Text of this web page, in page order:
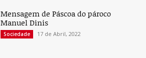
Mensagem de Páscoa do pároco
Manuel Dinis
Sociedade 17 de Abril, 2022